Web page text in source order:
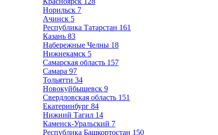
Норильск 7
Ачинск 5
Республика Татарстан 161
Казань 83
Набережные Челны 18
Нижнекамск 5
Самарская область 157
Самара 97
Тольятти 34
Новокуйбышевск 9
Свердловская область 151
Екатеринбург 84
Нижний Тагил 14
Каменск-Уральский 7
Республика Башкортостан 150